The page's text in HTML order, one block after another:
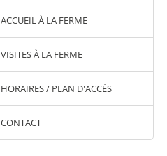
ACCUEIL À LA FERME
VISITES À LA FERME
HORAIRES / PLAN D'ACCÈS
CONTACT